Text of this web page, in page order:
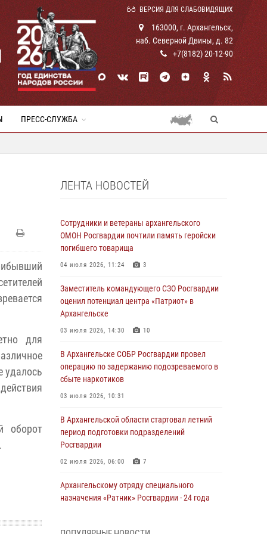
ВЕРСИЯ ДЛЯ СЛАБОВИДЯЩИХ
163000, г. Архангельск,
наб. Северной Двины, д. 82
+7(8182) 20-12-90
ПРЕСС-СЛУЖБА
для
удалось
оборот
ЛЕНТА НОВОСТЕЙ
Сотрудники и ветераны архангельского
ОМОН Росгвардии почтили память геройски
погибшего товарища
04 июля 2026, 11:24 3
Заместитель командующего СЗО Росгвардии
оценил потенциал центра «Патриот» в
Архангельске
03 июля 2026, 14:30 10
В Архангельске СОБР Росгвардии провел
операцию по задержанию подозреваемого в
сбыте наркотиков
03 июля 2026, 10:31
В Архангельской области стартовал летний
период подготовки подразделений
Росгвардии
02 июля 2026, 06:00 7
Архангельскому отряду специального
назначения «Ратник» Росгвардии - 24 года